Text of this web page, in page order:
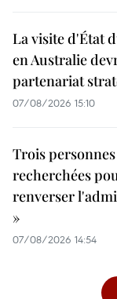
La visite d'État
en Australie
partenariat
07/08/2026 15:10
Trois
recherchées
renverser
»
07/08/2026 14:54